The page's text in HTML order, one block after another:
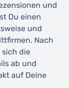
und
Du einen
und
Nach
die
ab und
auf Deine